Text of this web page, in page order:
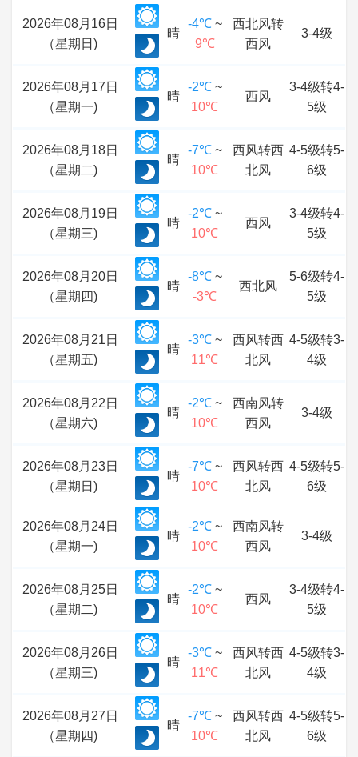
2026年08月16日
（星期日)
晴
-4℃~
9℃
西北风转
西风
3-4级
2026年08月17日
（星期一)
晴
-2℃~
10℃
西风
3-4级转4-
5级
2026年08月18日
（星期二)
晴
-7℃~
10℃
西风转西
北风
4-5级转5-
6级
2026年08月19日
（星期三)
晴
-2℃~
10℃
西风
3-4级转4-
5级
2026年08月20日
（星期四)
晴
-8℃~
-3℃
西北风
5-6级转4-
5级
2026年08月21日
（星期五)
晴
-3℃~
11℃
西风转西
北风
4-5级转3-
4级
2026年08月22日
（星期六)
晴
-2℃~
10℃
西南风转
西风
3-4级
2026年08月23日
（星期日)
晴
-7℃~
10℃
西风转西
北风
4-5级转5-
6级
2026年08月24日
（星期一)
晴
-2℃~
10℃
西南风转
西风
3-4级
2026年08月25日
（星期二)
晴
-2℃~
10℃
西风
3-4级转4-
5级
2026年08月26日
（星期三)
晴
-3℃~
11℃
西风转西
北风
4-5级转3-
4级
2026年08月27日
（星期四)
晴
-7℃~
10℃
西风转西
北风
4-5级转5-
6级